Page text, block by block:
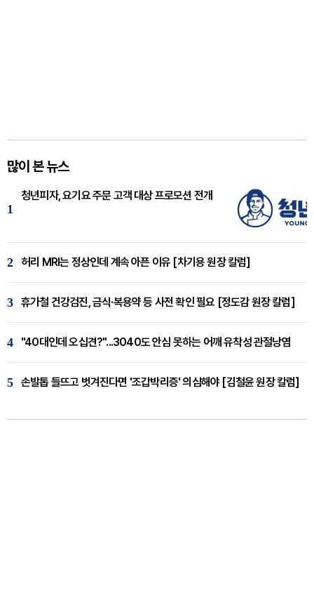
많이 본 뉴스
1
청년피자, 요기요 주문 고객 대상 프로모션 전개
2 허리 MRI는 정상인데 계속 아픈 이유 [차기용 원장 칼럼]
3 휴가철 건강검진, 금식·복용약 등 사전 확인 필요 [정도감 원장 칼럼]
4 "40대인데 오십견?"...3040도 안심 못하는 어깨 유착성 관절낭염
5 손발톱 들뜨고 벗겨진다면 '조갑박리증' 의심해야 [김철윤 원장 칼럼]